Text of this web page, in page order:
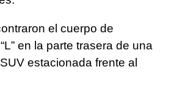
el cuerpo de
en la parte trasera de una
estacionada frente al